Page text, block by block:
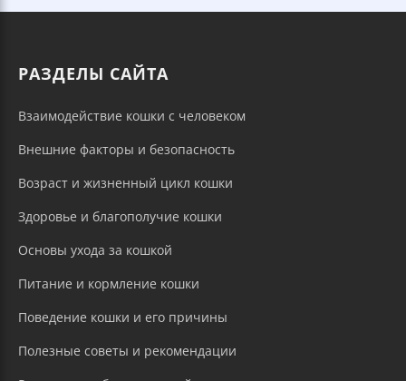
РАЗДЕЛЫ САЙТА
Взаимодействие кошки с человеком
Внешние факторы и безопасность
Возраст и жизненный цикл кошки
Здоровье и благополучие кошки
Основы ухода за кошкой
Питание и кормление кошки
Поведение кошки и его причины
Полезные советы и рекомендации